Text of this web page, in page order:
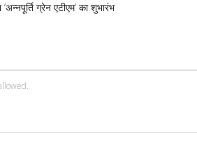
ग्रेन एटीएम‘ का शुभारंभ